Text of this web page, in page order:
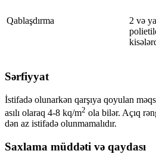
Qablaşdırma
2 və
Sərfiyyat
İstifadə olunarkən qarşıya qoyulan
asılı olaraq 4-8 kq/m2 ola bilər. Açıq
dən az istifadə olunmamalıdır.
Saxlama müddəti və qaydası